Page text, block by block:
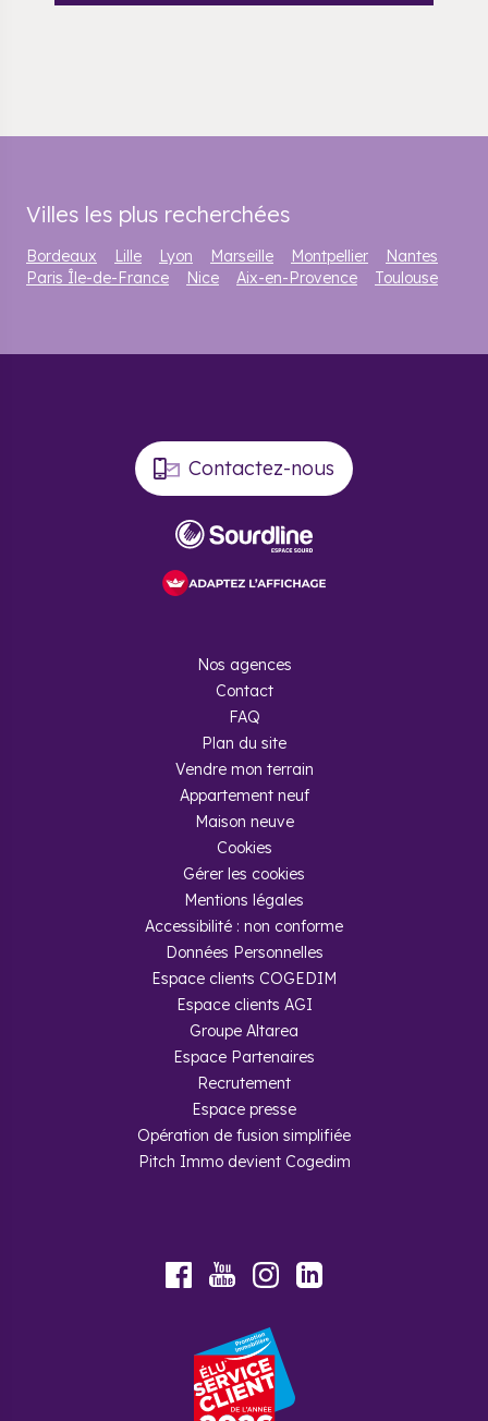
Villes les plus recherchées
Bordeaux Lille Lyon Marseille Montpellier
Nantes
Paris Île-de-France
Nice Aix-en-Provence Toulouse
Contactez-nous
Nos agences
Contact
FAQ
Plan du site
Vendre mon terrain
Appartement neuf
Maison neuve
Cookies
Gérer les cookies
Mentions légales
Accessibilité : non conforme
Données Personnelles
Espace clients COGEDIM
Espace clients AGI
Groupe Altarea
Espace Partenaires
Recrutement
Espace presse
Opération de fusion simplifiée
Pitch Immo devient Cogedim
FacebookYoutubeInstagram